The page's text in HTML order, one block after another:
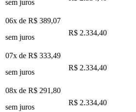
sem juros
06x de R$ 389,07
sem juros
R$ 2.334,40
07x de R$ 333,49
sem juros
R$ 2.334,40
08x de R$ 291,80
sem juros
R$ 2.334,40